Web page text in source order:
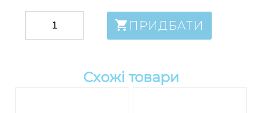
ПРИДБАТИ
Схожі товари